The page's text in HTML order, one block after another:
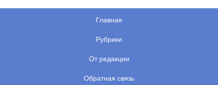
Главная
Рубрики
От редакции
Обратная связь